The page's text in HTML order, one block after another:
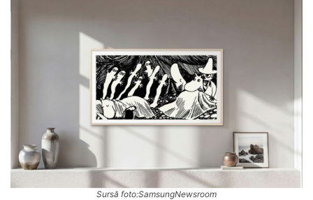
Sursă foto:SamsungNewsroom